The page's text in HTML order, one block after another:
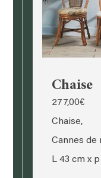
Chaise
277,00€
Chaise,
Cannes de
L 43 cm x